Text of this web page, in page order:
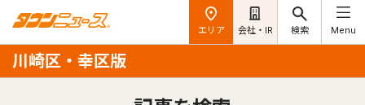
エリア 会社・IR 検索 Menu
川崎区・幸区版